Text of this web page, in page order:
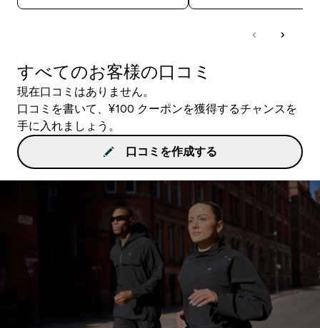
すべてのお客様の口コミ
現在口コミはありません。
口コミを書いて、¥100 クーポンを獲得するチャンスを
手に入れましょう。
口コミを作成する